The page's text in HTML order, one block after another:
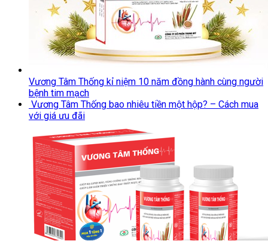
Vương Tâm Thống kỉ niệm 10 năm đồng hành cùng người
bệnh tim mạch
Vương Tâm Thống bao nhiêu tiền một hộp? – Cách mua
với giá ưu đãi